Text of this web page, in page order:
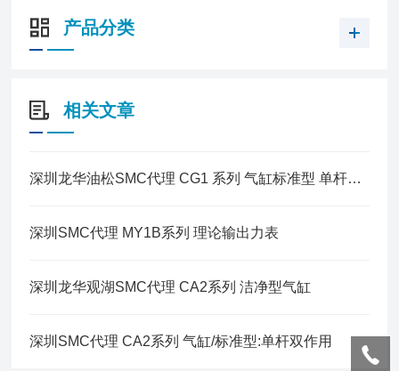
产品分类
相关文章
深圳龙华油松SMC代理 CG1 系列 气缸标准型 单杆双作用
深圳SMC代理 MY1B系列 理论输出力表
深圳龙华观湖SMC代理 CA2系列 洁净型气缸
深圳SMC代理 CA2系列 气缸/标准型:单杆双作用